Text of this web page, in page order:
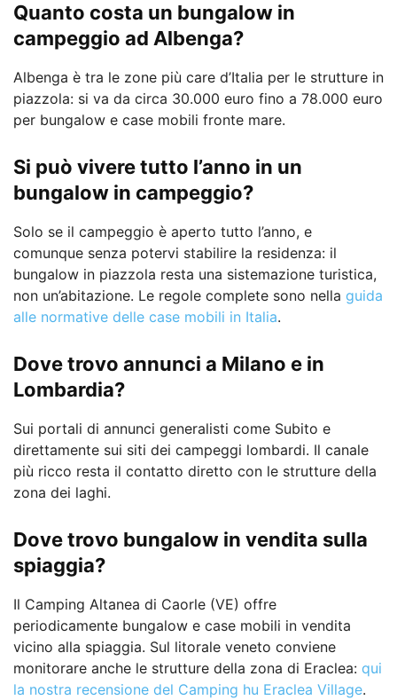
Quanto costa un bungalow in
campeggio ad Albenga?
Albenga è tra le zone più care d’Italia per le strutture in
piazzola: si va da circa 30.000 euro fino a 78.000 euro
per bungalow e case mobili fronte mare.
Si può vivere tutto l’anno in un
bungalow in campeggio?
Solo se il campeggio è aperto tutto l’anno, e
comunque senza potervi stabilire la residenza: il
bungalow in piazzola resta una sistemazione turistica,
non un’abitazione. Le regole complete sono nella guida
alle normative delle case mobili in Italia.
Dove trovo annunci a Milano e in
Lombardia?
Sui portali di annunci generalisti come Subito e
direttamente sui siti dei campeggi lombardi. Il canale
più ricco resta il contatto diretto con le strutture della
zona dei laghi.
Dove trovo bungalow in vendita sulla
spiaggia?
Il Camping Altanea di Caorle (VE) offre
periodicamente bungalow e case mobili in vendita
vicino alla spiaggia. Sul litorale veneto conviene
monitorare anche le strutture della zona di Eraclea: qui
la nostra recensione del Camping hu Eraclea Village.